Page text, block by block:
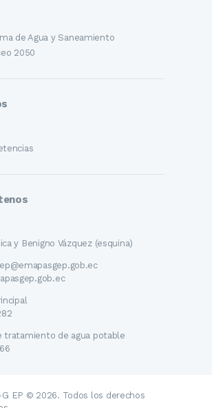
de Agua y Saneamiento
2050
y Benigno Vázquez (esquina)
tratamiento de agua potable
G EP © 2026. Todos los derechos